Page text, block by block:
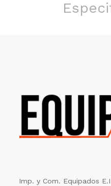
Imp. y Com. Equipados